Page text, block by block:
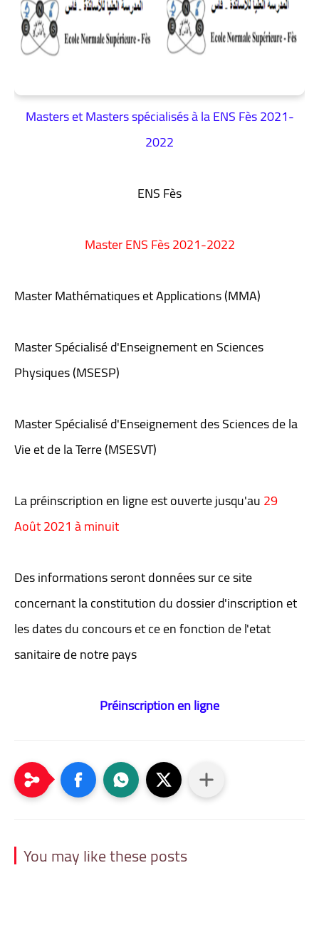
Masters et Masters spécialisés à la ENS Fès 2021-
2022
ENS Fès
MasterENS Fès 2021-2022
Master Mathématiques et Applications (MMA)
Master Spécialisé d'Enseignement en Sciences
Physiques (MSESP)
Master Spécialisé d'Enseignement des Sciences de la
Vie et de la Terre (MSESVT)
La préinscription en ligne est ouverte jusqu'au29
Août 2021 à minuit
Des informations seront données sur ce site
concernant la constitution du dossier d'inscription et
les dates du concours et ce en fonction de l'etat
sanitaire de notre pays
Préinscription en ligne
You may like these posts